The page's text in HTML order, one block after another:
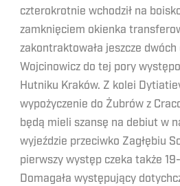
czterokrotnie wchodził na
zamknięciem okienka
zakontraktowała jeszcze dwóch
Wojcinowicz do tej pory
Hutniku Kraków. Z kolei
wypożyczenie do Żubrów z
będą mieli szansę na debiut w
wyjeździe przeciwko Zagłębiu
pierwszy występ czeka także
Domagała występujący